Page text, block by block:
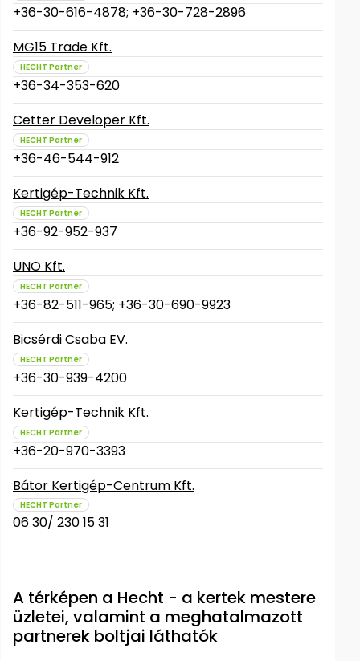
+36-30-616-4878; +36-30-728-2896
MG15 Trade Kft.
HECHT Partner
+36-34-353-620
Cetter Developer Kft.
HECHT Partner
+36-46-544-912
Kertigép-Technik Kft.
HECHT Partner
+36-92-952-937
UNO Kft.
HECHT Partner
+36-82-511-965; +36-30-690-9923
Bicsérdi Csaba EV.
HECHT Partner
+36-30-939-4200
Kertigép-Technik Kft.
HECHT Partner
+36-20-970-3393
Bátor Kertigép-Centrum Kft.
HECHT Partner
06 30/ 230 15 31
A térképen a Hecht - a kertek mestere
üzletei, valamint a meghatalmazott
partnerek boltjai láthatók